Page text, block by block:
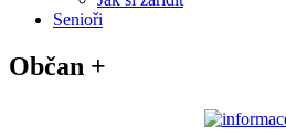
Senioři
Občan +